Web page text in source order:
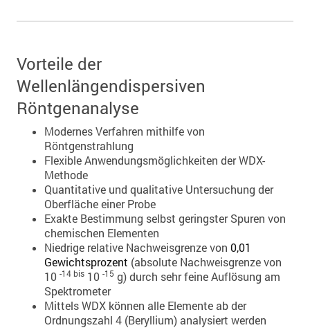
Vorteile der
Wellenlängendispersiven
Röntgenanalyse
Modernes Verfahren mithilfe von
Röntgenstrahlung
Flexible Anwendungsmöglichkeiten der WDX-
Methode
Quantitative und qualitative Untersuchung der
Oberfläche einer Probe
Exakte Bestimmung selbst geringster Spuren von
chemischen Elementen
Niedrige relative Nachweisgrenze von 0,01
Gewichtsprozent (absolute Nachweisgrenze von
10 -14 bis 10 -15 g) durch sehr feine Auflösung am
Spektrometer
Mittels WDX können alle Elemente ab der
Ordnungszahl 4 (Beryllium) analysiert werden